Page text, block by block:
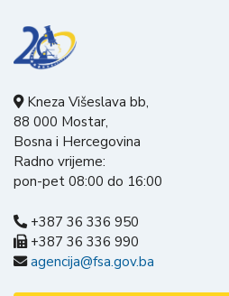
Kneza Višeslava bb,
88 000 Mostar,
Bosna i Hercegovina
Radno vrijeme:
pon-pet 08:00 do 16:00
+387 36 336 950
+387 36 336 990
agencija@fsa.gov.ba